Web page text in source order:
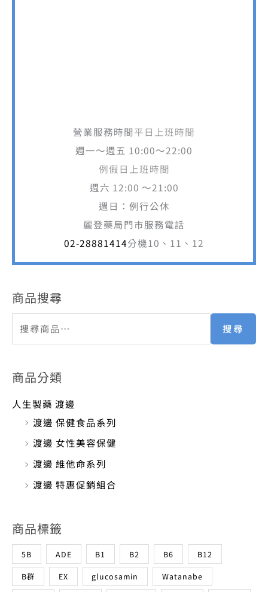
營業服務時間平日上班時間
週一～週五 10:00～22:00
例假日上班時間
週六 12:00 ～21:00
週日：例行公休
麗登藥局門市服務電話
02-28881414分機10、11、12
商品搜尋
搜尋
商品分類
人生製藥 渡邊
渡邊 保健食品系列
渡邊 女性美容保健
渡邊 維他命系列
渡邊 特惠促銷組合
商品標籤
5B ADE B1 B2 B6 B12
B群 EX glucosamin Watanabe